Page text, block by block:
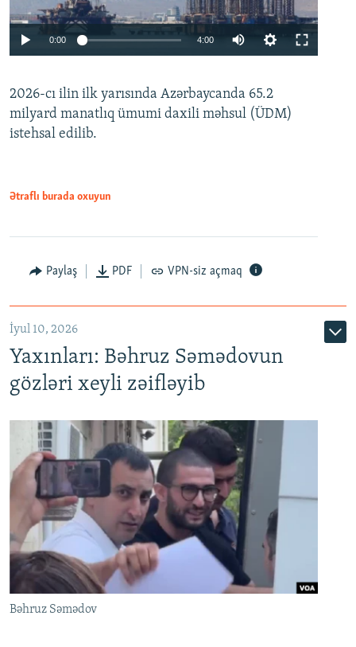
Auto 240p 360p 480p
0:00 4:00
360p
480p
2026-cı ilin ilk yarısında Azərbaycanda 65.2
milyard manatlıq ümumi daxili məhsul (ÜDM)
istehsal edilib.
Ətraflı burada oxuyun
Paylaş PDF VPN-siz açmaq
İyul 10, 2026
Yaxınları: Bəhruz Səmədovun
gözləri xeyli zəifləyib
Bəhruz Səmədov